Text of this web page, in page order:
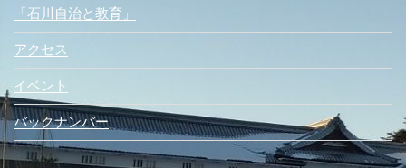
「石川自治と教育」
アクセス
イベント
バックナンバー